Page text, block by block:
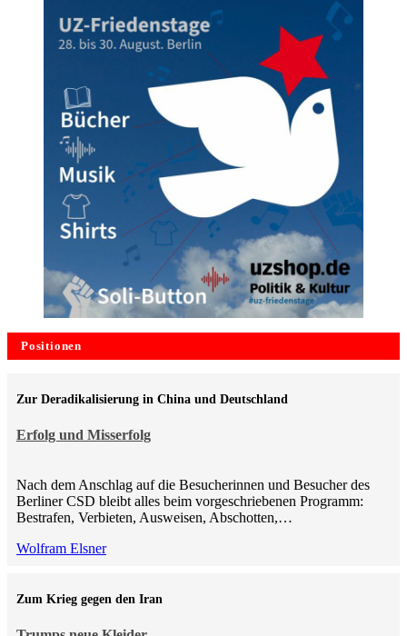
Positionen
Erfolg und Misserfolg
Zur Deradikalisierung in China und Deutschland
Nach dem Anschlag auf die Besucherinnen und Besucher des
Berliner CSD bleibt alles beim vorgeschriebenen Programm:
Bestrafen, Verbieten, Ausweisen, Abschotten,…
Wolfram Elsner
Zum Krieg gegen den Iran